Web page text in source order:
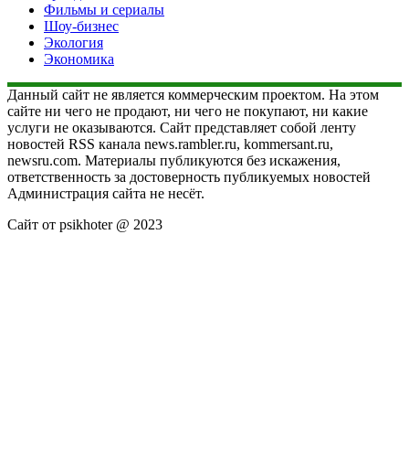
Фильмы и сериалы
Шоу-бизнес
Экология
Экономика
Данный сайт не является коммерческим проектом. На этом
сайте ни чего не продают, ни чего не покупают, ни какие
услуги не оказываются. Сайт представляет собой ленту
новостей RSS канала news.rambler.ru, kommersant.ru,
newsru.com. Материалы публикуются без искажения,
ответственность за достоверность публикуемых новостей
Администрация сайта не несёт.
Сайт от psikhoter @ 2023